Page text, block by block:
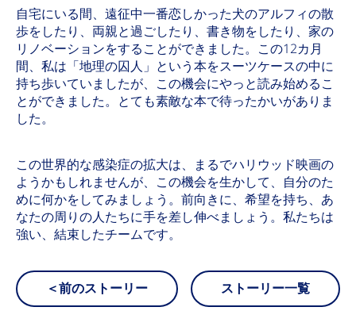
自宅にいる間、遠征中一番恋しかった犬のアルフィの散
歩をしたり、両親と過ごしたり、書き物をしたり、家の
リノベーションをすることができました。この12カ月
間、私は「地理の囚人」という本をスーツケースの中に
持ち歩いていましたが、この機会にやっと読み始めるこ
とができました。とても素敵な本で待ったかいがありま
した。
この世界的な感染症の拡大は、まるでハリウッド映画の
ようかもしれませんが、この機会を生かして、自分のた
めに何かをしてみましょう。前向きに、希望を持ち、あ
なたの周りの人たちに手を差し伸べましょう。私たちは
強い、結束したチームです。
＜前のストーリー ストーリー一覧